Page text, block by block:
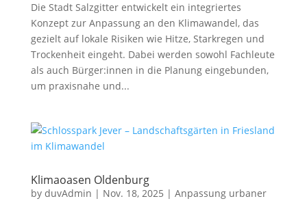
Die Stadt Salzgitter entwickelt ein integriertes
Konzept zur Anpassung an den Klimawandel, das
gezielt auf lokale Risiken wie Hitze, Starkregen und
Trockenheit eingeht. Dabei werden sowohl Fachleute
als auch Bürger:innen in die Planung eingebunden,
um praxisnahe und...
Klimaoasen Oldenburg
by duvAdmin | Nov. 18, 2025 | Anpassung urbaner